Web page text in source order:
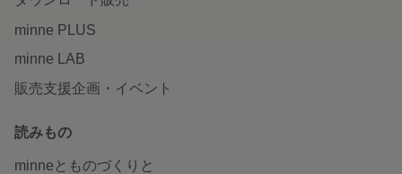
minne PLUS
minne LAB
販売支援企画・イベント
読みもの
minneとものづくりと